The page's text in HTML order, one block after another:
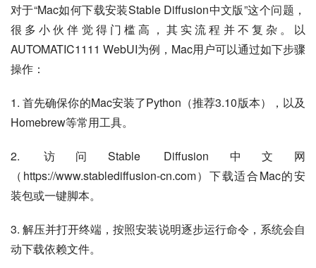
对于“Mac如何下载安装Stable Diffusion中文版”这个问题，
很多小伙伴觉得门槛高，其实流程并不复杂。以
AUTOMATIC1111 WebUI为例，Mac用户可以通过如下步骤
操作：
1. 首先确保你的Mac安装了Python（推荐3.10版本），以及
Homebrew等常用工具。
2. 访问Stable Diffusion中文网
（https://www.stablediffusion-cn.com）下载适合Mac的安
装包或一键脚本。
3. 解压并打开终端，按照安装说明逐步运行命令，系统会自
动下载依赖文件。